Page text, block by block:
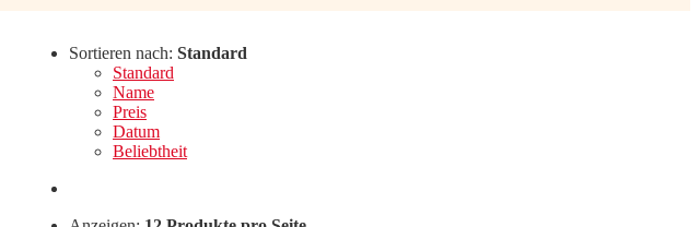
Sortieren nach: Standard
Standard
Name
Preis
Datum
Beliebtheit